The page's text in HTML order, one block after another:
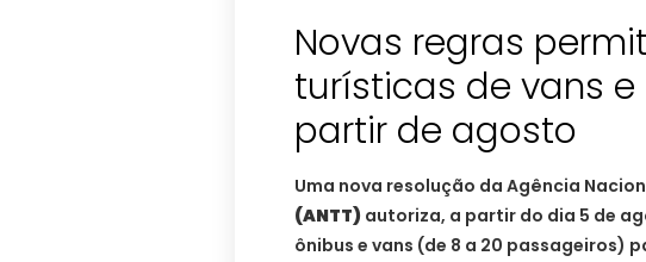
Novas regras
turísticas de vans
partir de agosto
Uma nova resolução da Agência
(ANTT) autoriza, a partir do dia 5 de
ônibus e vans (de 8 a 20 passageiros)